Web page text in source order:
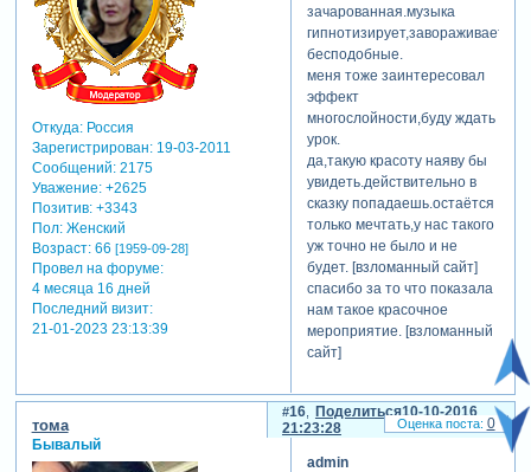
Откуда:Россия
Зарегистрирован: 19-03-2011
Сообщений:2175
Уважение: +2625
Позитив: +3343
Пол:Женский
Возраст:66 [1959-09-28]
Провел на форуме:
4 месяца 16 дней
Последний визит:
21-01-2023 23:13:39
зачарованная.музыка
бесподобные.
меня тоже заинтересовал
эффект
многослойности,буду ждать
урок.
да,такую красоту наяву бы
увидеть.действительно в
сказку попадаешь.остаётся
только мечтать,у нас такого
уж точно не было и не
будет. [взломанный сайт]
спасибо за то что показала
нам такое красочное
мероприятие. [взломанный
сайт]
Поделиться
16
10-10-2016
21:23:28
тома
Бывалый
admin
0